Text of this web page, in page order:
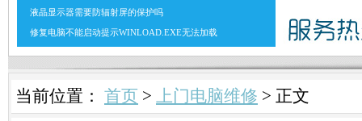
液晶显示器需要防辐射屏的保护吗
修复电脑不能启动提示WINLOAD.EXE无法加载
当前位置： 首页 > 上门电脑维修 > 正文